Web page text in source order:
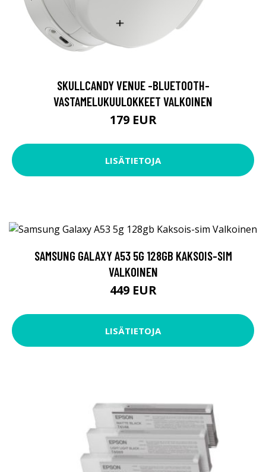
SKULLCANDY VENUE -BLUETOOTH-
VASTAMELUKUULOKKEET VALKOINEN
179 EUR
LISÄTIETOJA
SAMSUNG GALAXY A53 5G 128GB KAKSOIS-SIM
VALKOINEN
449 EUR
LISÄTIETOJA